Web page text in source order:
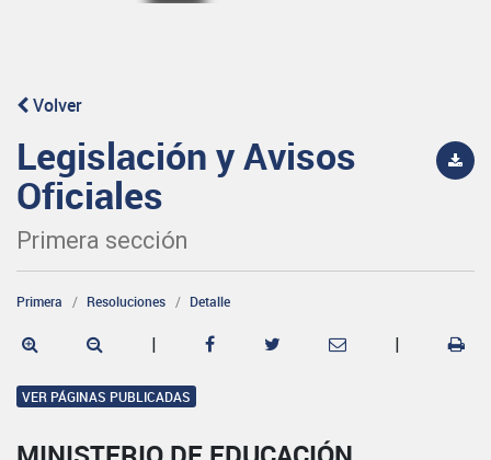
Volver
Legislación y Avisos
Oficiales
Primera sección
Primera Resoluciones Detalle
| |
VER PÁGINAS PUBLICADAS